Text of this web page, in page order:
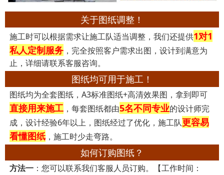
关于图纸调整！
施工时可以根据需求让施工队适当调整，我们还提供1对1
私人定制服务，完全按照客户需求出图，设计到满意为
止，详细请联系客服咨询。
图纸均可用于施工！
图纸均为全套图纸，A3标准图纸+高清效果图，拿到即可
直接用来施工，每套图纸都由5名不同专业的设计师完
成，设计经验6年以上，图纸经过了优化，施工队更容易
看懂图纸，施工时少走弯路。
如何订购图纸？
方法一：您可以联系我们客服人员订购。【工作时间：